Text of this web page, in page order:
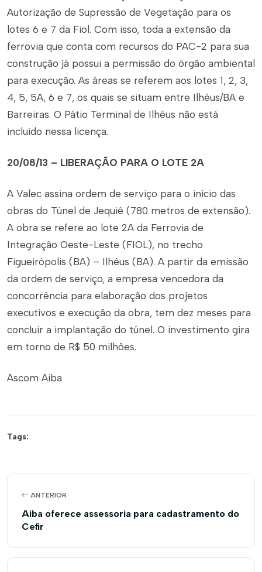
Autorização de Supressão de Vegetação para os
lotes 6 e 7 da Fiol. Com isso, toda a extensão da
ferrovia que conta com recursos do PAC-2 para sua
construção já possui a permissão do órgão ambiental
para execução. As áreas se referem aos lotes 1, 2, 3,
4, 5, 5A, 6 e 7, os quais se situam entre Ilhéus/BA e
Barreiras. O Pátio Terminal de Ilhéus não está
incluído nessa licença.
20/08/13 – LIBERAÇÃO PARA O LOTE 2A
A Valec assina ordem de serviço para o início das
obras do Túnel de Jequié (780 metros de extensão).
A obra se refere ao lote 2A da Ferrovia de
Integração Oeste-Leste (FIOL), no trecho
Figueirópolis (BA) – Ilhéus (BA). A partir da emissão
da ordem de serviço, a empresa vencedora da
concorrência para elaboração dos projetos
executivos e execução da obra, tem dez meses para
concluir a implantação do túnel. O investimento gira
em torno de R$ 50 milhões.
Ascom Aiba
Tags:
ANTERIOR
Aiba oferece assessoria para cadastramento do
Cefir